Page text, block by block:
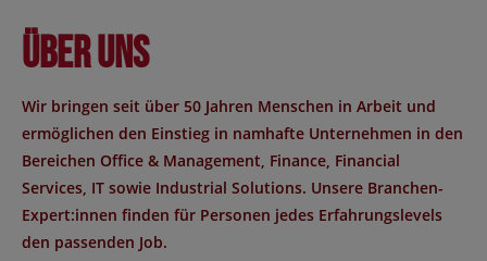
Über uns
Wir bringen seit über 50 Jahren Menschen in Arbeit und
ermöglichen den Einstieg in namhafte Unternehmen in den
Bereichen Office & Management, Finance, Financial
Services, IT sowie Industrial Solutions. Unsere Branchen-
Expert:innen finden für Personen jedes Erfahrungslevels
den passenden Job.